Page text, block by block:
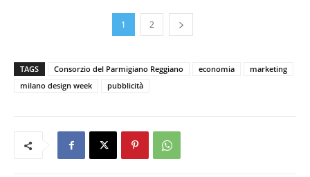
1 2
TAGS Consorzio del Parmigiano Reggiano economia
marketing
milano design week
pubblicità